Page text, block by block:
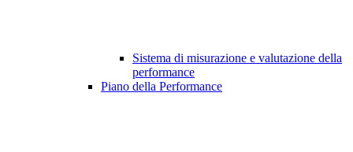
Sistema di misurazione e valutazione della
performance
Piano della Performance